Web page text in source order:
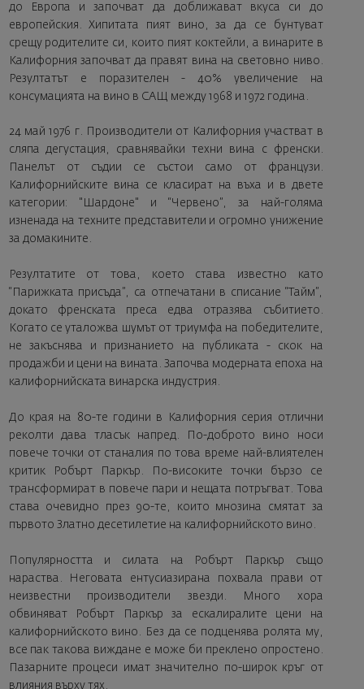
до Европа и започват да доближават вкуса си до
европейския. Хипитата пият вино, за да се бунтуват
срещу родителите си, които пият коктейли, а винарите в
Калифорния започват да правят вина на световно ниво.
Резултатът е поразителен - 40% увеличение на
консумацията на вино в САЩ между 1968 и 1972 година.
24 май 1976 г. Производители от Калифорния участват в
сляпа дегустация, сравнявайки техни вина с френски.
Панелът от съдии се състои само от французи.
Калифорнийските вина се класират на въха и в двете
категории: "Шардоне" и “Червено”, за най-голяма
изненада на техните представители и огромно унижение
за домакините.
Резултатите от това, което става известно като
“Парижката присъда”, са отпечатани в списание “Тайм”,
докато френската преса едва отразява събитието.
Когато се уталожва шумът от триумфа на победителите,
не закъснява и признанието на публиката - скок на
продажби и цени на вината. Започва модерната епоха на
калифорнийската винарска индустрия.
До края на 80-те години в Калифорния серия отлични
реколти дава тласък напред. По-доброто вино носи
повече точки от станалия по това време най-влиятелен
критик Робърт Паркър. По-високите точки бързо се
трансформират в повече пари и нещата потръгват. Това
става очевидно през 90-те, които мнозина смятат за
първото Златно десетилетие на калифорнийското вино.
Популярността и силата на Робърт Паркър също
нараства. Неговата ентусиазирана похвала прави от
неизвестни производители звезди. Много хора
обвиняват Робърт Паркър за ескалиралите цени на
калифорнийското вино. Без да се подценява ролята му,
все пак такова виждане е може би преклено опростено.
Пазарните процеси имат значително по-широк кръг от
влияния върху тях.